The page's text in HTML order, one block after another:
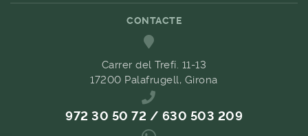
CONTACTE
Carrer del Trefí. 11-13
17200 Palafrugell, Girona
972 30 50 72 / 630 503 209